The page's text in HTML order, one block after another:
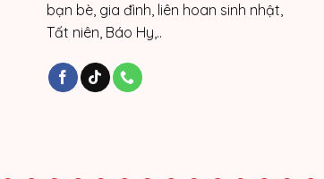
bạn bè, gia đình, liên hoan sinh nhật,
Tất niên, Báo Hy,..